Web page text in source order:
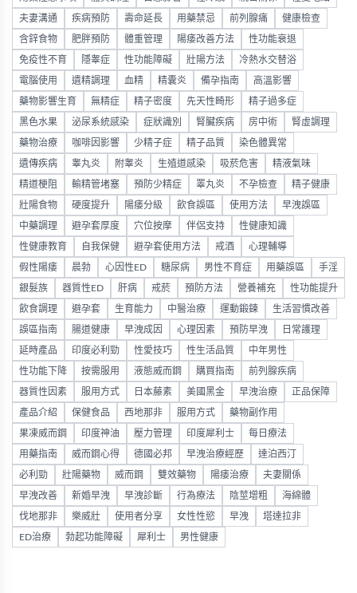
夫妻溝通 疾病預防 壽命延長 用藥禁忌 前列腺痛 健康檢查
含鋅食物 肥胖預防 體重管理 陽痿改善方法 性功能衰退
免疫性不育 隱睾症 性功能障礙 壯陽方法 冷熱水交替浴
電腦使用 遺精調理 血精 精囊炎 備孕指南 高溫影響
藥物影響生育 無精症 精子密度 先天性畸形 精子過多症
黑色水果 泌尿系統感染 症狀識別 腎臟疾病 房中術 腎虛調理
藥物治療 咖啡因影響 少精子症 精子品質 染色體異常
遺傳疾病 睾丸炎 附睾炎 生殖道感染 吸菸危害 精液氣味
精道梗阻 輸精管堵塞 預防少精症 睪丸炎 不孕檢查 精子健康
壯陽食物 硬度提升 陽痿分級 飲食誤區 使用方法 早洩誤區
中藥調理 避孕套厚度 穴位按摩 伴侶支持 性健康知識
性健康教育 自我保健 避孕套使用方法 戒酒 心理輔導
假性陽痿 晨勃 心因性ED 糖尿病 男性不育症 用藥誤區 手淫
銀髮族 器質性ED 肝病 戒菸 預防方法 營養補充 性功能提升
飲食調理 避孕套 生育能力 中醫治療 運動鍛鍊 生活習慣改善
誤區指南 腸道健康 早洩成因 心理因素 預防早洩 日常護理
延時產品 印度必利勁 性愛技巧 性生活品質 中年男性
性功能下降 按需服用 液態威而鋼 購買指南 前列腺疾病
器質性因素 服用方式 日本藤素 美國黑金 早洩治療 正品保障
產品介紹 保健食品 西地那非 服用方式 藥物副作用
果凍威而鋼 印度神油 壓力管理 印度犀利士 每日療法
用藥指南 威而鋼心得 德國必邦 早洩治療經歷 達泊西汀
必利勁 壯陽藥物 威而鋼 雙效藥物 陽痿治療 夫妻關係
早洩改善 新婚早洩 早洩診斷 行為療法 陰莖增粗 海綿體
伐地那非 樂威壯 使用者分享 女性性慾 早洩 塔達拉非
ED治療 勃起功能障礙 犀利士 男性健康